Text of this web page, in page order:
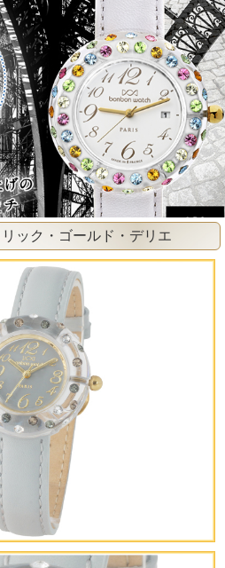
ック・ゴールド・デリエ